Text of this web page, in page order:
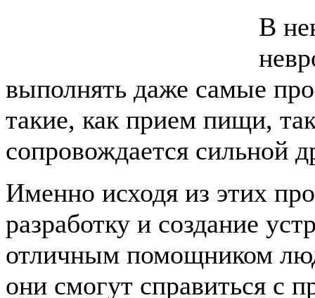
В
выполнять даже самые
такие, как прием пищи,
сопровождается сильной
Именно исходя из этих
разработку и создание
отличным помощником
они смогут справиться с